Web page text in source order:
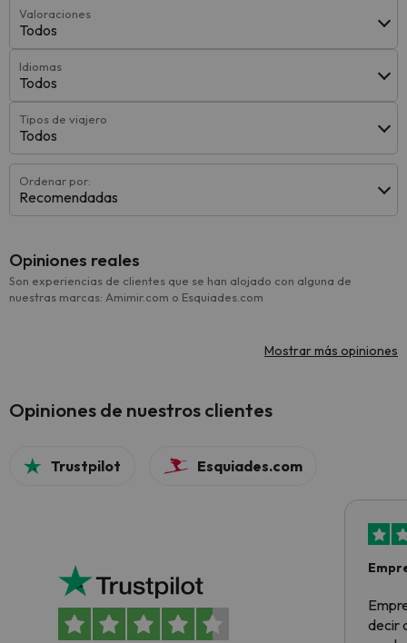
Valoraciones
Todos
Idiomas
Todos
Tipos de viajero
Todos
Ordenar por:
Recomendadas
Opiniones reales
Son experiencias de clientes que se han alojado con alguna de
nuestras marcas: Amimir.com o Esquiades.com
Mostrar más opiniones
Opiniones de nuestros clientes
Trustpilot Esquiades.com
decir